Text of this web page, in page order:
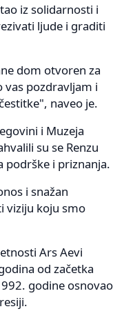
iz solidarnosti i
ljude i graditi
dom otvoren za
vas pozdravljam i
naveo je.
i Muzeja
su se Renzu
podrške i priznanja.
i snažan
viziju koju smo
Ars Aevi
od začetka
godine osnovao